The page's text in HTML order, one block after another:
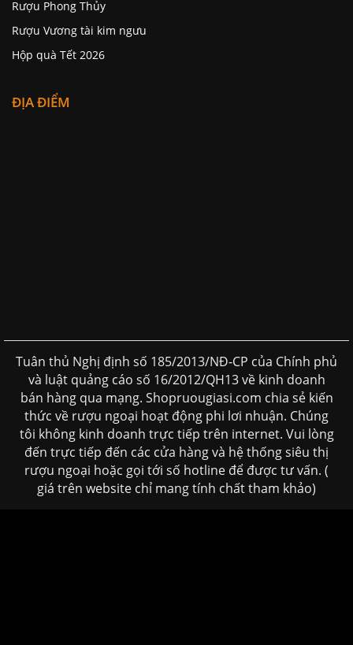
Rượu Phong Thủy
Rượu Vương tài kim ngưu
Hộp quà Tết 2026
ĐỊA ĐIỂM
Tuân thủ Nghị định số 185/2013/NĐ-CP của Chính phủ
và luật quảng cáo số 16/2012/QH13 về kinh doanh
bán hàng qua mạng. Shopruougiasi.com chia sẻ kiến
thức về rượu ngoại hoạt động phi lơi nhuận. Chúng
tôi không kinh doanh trực tiếp trên internet. Vui lòng
đến trực tiếp đến các cửa hàng và hệ thống siêu thị
rượu ngoại hoặc gọi tới số hotline để được tư vấn. (
giá trên website chỉ mang tính chất tham khảo)